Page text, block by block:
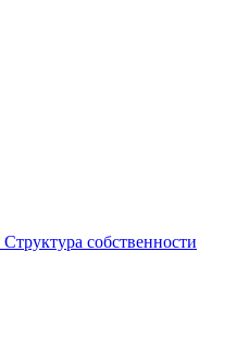
Структура собственности